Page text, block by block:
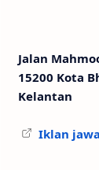
Jalan
15200 Kota
Kelantan
Iklan